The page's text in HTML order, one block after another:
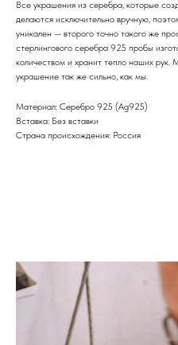
Все украшения из серебра, которые
делаются исключительно вручную,
уникален — второго точно такого же
стерлингового серебра 925 пробы
количеством и хранит тепло наших
украшение так же сильно, как мы.
Материал: Cеребро 925 (Ag925)
Вставка: Без вставки
Страна происхождения: Россия